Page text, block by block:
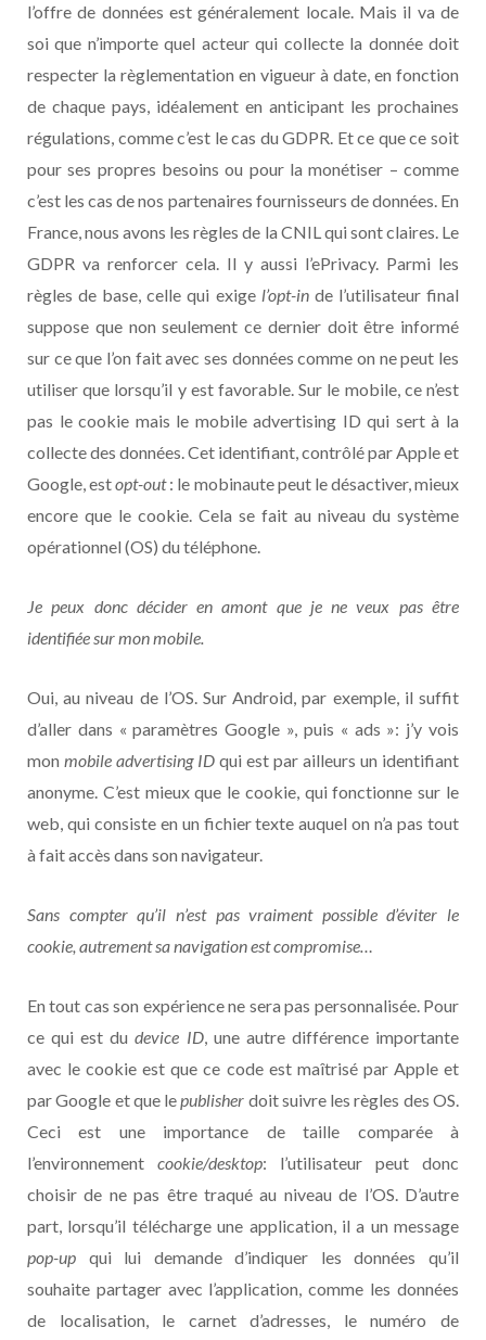
l’offre de données est généralement locale. Mais il va de
soi que n’importe quel acteur qui collecte la donnée doit
respecter la règlementation en vigueur à date, en fonction
de chaque pays, idéalement en anticipant les prochaines
régulations, comme c’est le cas du GDPR. Et ce que ce soit
pour ses propres besoins ou pour la monétiser – comme
c’est les cas de nos partenaires fournisseurs de données. En
France, nous avons les règles de la CNIL qui sont claires. Le
GDPR va renforcer cela. Il y aussi l’ePrivacy. Parmi les
règles de base, celle qui exige l’opt-inde l’utilisateur final
suppose que non seulement ce dernier doit être informé
sur ce que l’on fait avec ses données comme on ne peut les
utiliser que lorsqu’il y est favorable. Sur le mobile, ce n’est
pas le cookie mais le mobile advertising ID qui sert à la
collecte des données. Cet identifiant, contrôlé par Apple et
Google, estopt-out: le mobinaute peut le désactiver, mieux
encore que le cookie. Cela se fait au niveau du système
opérationnel (OS) du téléphone.
Je peux donc décider en amont que je ne veux pas être
identifiée sur mon mobile.
Oui, au niveau de l’OS. Sur Android, par exemple, il suffit
d’aller dans « paramètres Google », puis « ads »: j’y vois
mon mobile advertising ID qui est par ailleurs un identifiant
anonyme. C’est mieux que le cookie, qui fonctionne sur le
web, qui consiste en un fichier texte auquel on n’a pas tout
à fait accès dans son navigateur.
Sans compter qu’il n’est pas vraiment possible d’éviter le
cookie, autrement sa navigation est compromise…
En tout cas son expérience ne sera pas personnalisée. Pour
ce qui est dudevice ID, une autre différence importante
avec le cookie est que ce code est maîtrisé par Apple et
par Google et que lepublisher doit suivre les règles des OS.
Ceci est une importance de taille comparée à
l’environnement cookie/desktop: l’utilisateur peut donc
choisir de ne pas être traqué au niveau de l’OS. D’autre
part, lorsqu’il télécharge une application, il a un message
pop-up qui lui demande d’indiquer les données qu’il
souhaite partager avec l’application, comme les données
de localisation, le carnet d’adresses, le numéro de